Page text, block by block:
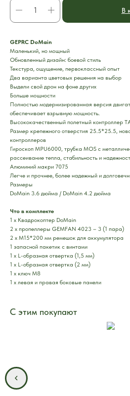
В
GEPRC DoMain
Маленький, но мощный
Обновленный дизайн: боевой стиль
Текстура, ощущение, первоклассный опыт
Два варианта цветовых решения на выбор
Выдели свой дрон на фоне других
Больше мощности
Полностью модернизированная версия
обеспечивает взрывную мощность.
Высококачественный полетный контроллер
Размер крепежного отверстия 25.5*25.5,
контроллеров
Гироскоп MPU6000, трубка MOS с
рассеивание тепла, стабильность и
Алюминий макри 7075
Легче и прочнее, более надежный и
Размеры
DoMain 3.6 дюйма / DoMain 4.2 дюйма
Что в комплекте
1 х Квадрокоптер DoMain
2 x пропеллеры GEMFAN 4023 – 3 (1 пара)
2 x M15*200 мм ремешок для аккумулятора
1 запасной пакетик с винтами
1 х L-образная отвертка (1,5 мм)
1 х L-образная отвертка (2 мм)
1 х ключ M8
1 x левая и правая боковые панели
С этим покупают